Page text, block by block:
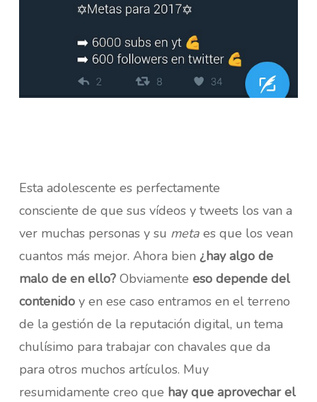
Esta adolescente es perfectamente
consciente de que sus vídeos y tweets los van a
ver muchas personas y su metaes que los vean
cuantos más mejor. Ahora bien ¿hay algo de
malo de en ello?Obviamente eso depende del
contenidoy en ese caso entramos en el terreno
de la gestión de la reputación digital, un tema
chulísimo para trabajar con chavales que da
para otros muchos artículos. Muy
resumidamente creo que hay que aprovechar el